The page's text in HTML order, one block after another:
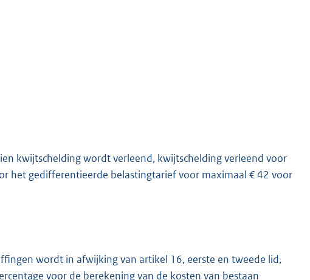
kwijtschelding wordt verleend, kwijtschelding verleend voor
het gedifferentieerde belastingtarief voor maximaal € 42 voor
wordt in afwijking van artikel 16, eerste en tweede lid,
voor de berekening van de kosten van bestaan